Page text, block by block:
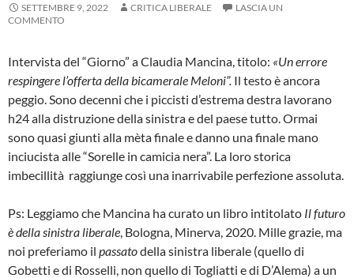
SETTEMBRE 9, 2022 CRITICA LIBERALE
LASCIA UN
COMMENTO
Intervista del “Giorno” a Claudia Mancina, titolo: «Un errore
respingere l’offerta della bicamerale Meloni”. Il testo è ancora
peggio. Sono decenni che i piccisti d’estrema destra lavorano
h24 alla distruzione della sinistra e del paese tutto. Ormai
sono quasi giunti alla mèta finale e danno una finale mano
inciucista alle “Sorelle in camicia nera”. La loro storica
imbecillità raggiunge così una inarrivabile perfezione assoluta.
Ps: Leggiamo che Mancina ha curato un libro intitolato Il futuro
è della sinistra liberale , Bologna, Minerva, 2020. Mille grazie, ma
noi preferiamo il passatodella sinistra liberale (quello di
Gobetti e di Rosselli, non quello di Togliatti e di D’Alema) a un